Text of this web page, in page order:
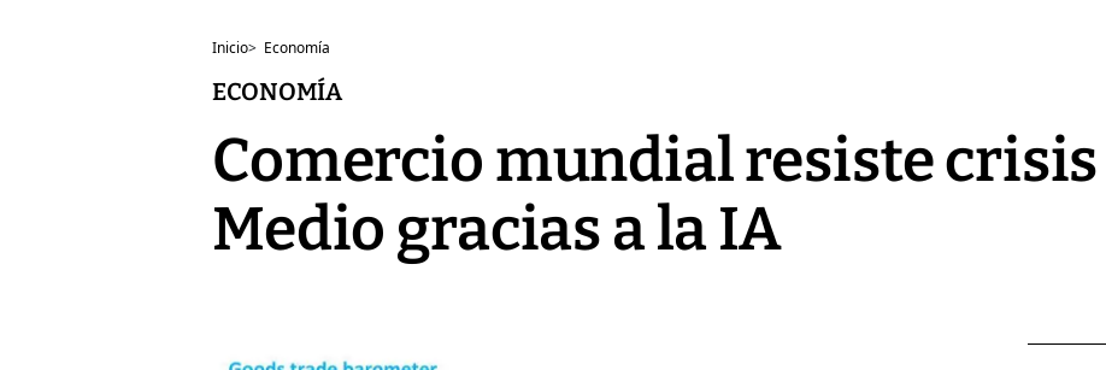
Inicio> Economía
ECONOMÍA
Comercio mundial resiste
Medio gracias a la IA